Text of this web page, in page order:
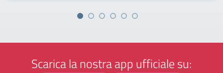
Scarica la nostra app ufficiale su: